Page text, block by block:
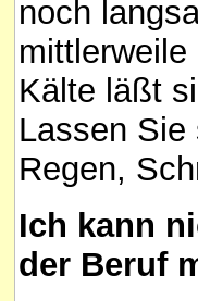
noch
Kälte läßt
Lassen
Regen,
Ich kann
der Beruf